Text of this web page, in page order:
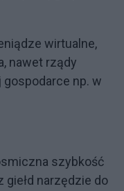
wirtualne,
nawet rządy
np. w
szybkość
giełd narzędzie do